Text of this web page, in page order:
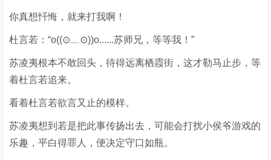
你真想忏悔，就来打我啊！
杜言若：“o((⊙﹏⊙))o......苏师兄，等等我！”
苏凌夷根本不敢回头，待得远离栖霞街，这才勒马止步，等
着杜言若追来。
看着杜言若欲言又止的模样。
苏凌夷想到若是把此事传扬出去，可能会打扰小侯爷游戏的
乐趣，平白得罪人，便决定守口如瓶。